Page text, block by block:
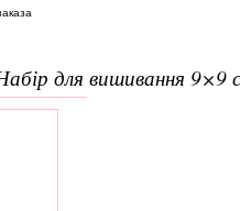
набір для вишивання 9×9